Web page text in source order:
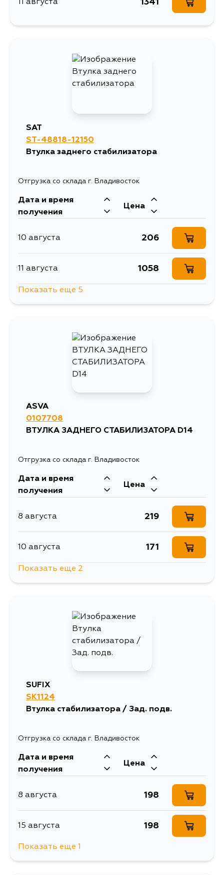
11 августа 1341
SAT
ST-48818-12150
Втулка заднего стабилизатора
Отгрузка со склада г. Владивосток
Дата и время
получения
Цена
10 августа 206
11 августа 1058
206
206
19 августа
Показать еще 5
ASVA
0107708
ВТУЛКА ЗАДНЕГО СТАБИЛИЗАТОРА D14
Отгрузка со склада г. Владивосток
Дата и время
получения
Цена
8 августа 219
10 августа 171
Показать еще 2
SUFIX
SK1124
Втулка стабилизатора / Зад. подв.
Отгрузка со склада г. Владивосток
Дата и время
получения
Цена
8 августа 198
15 августа 198
Показать еще 1